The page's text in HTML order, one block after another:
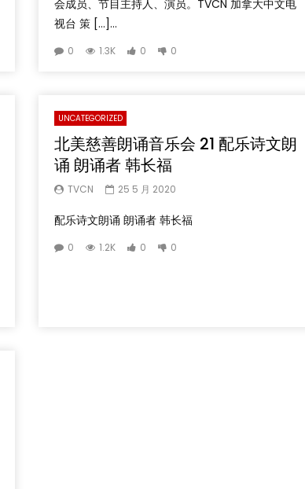
会成员、节目主持人、演员。TVCN 加拿大中文电
视台 策 […]...
0 1.3K 0 0
UNCATEGORIZED
北美慈善朗诵音乐会 21 配乐诗文朗
诵 朗诵者 韩长福
TVCN 25 5 月 2020
配乐诗文朗诵 朗诵者 韩长福
0 1.2K 0 0